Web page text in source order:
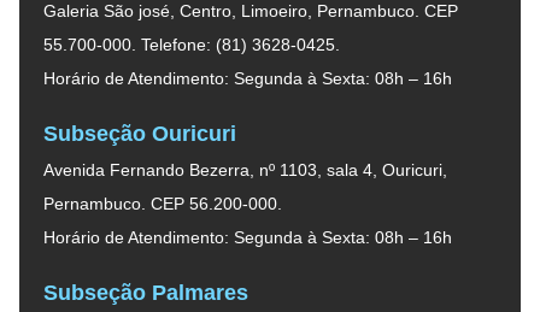
Galeria São josé, Centro, Limoeiro, Pernambuco. CEP
55.700-000. Telefone: (81) 3628-0425.
Horário de Atendimento: Segunda à Sexta: 08h – 16h
Subseção Ouricuri
Avenida Fernando Bezerra, nº 1103, sala 4, Ouricuri,
Pernambuco. CEP 56.200-000.
Horário de Atendimento: Segunda à Sexta: 08h – 16h
Subseção Palmares